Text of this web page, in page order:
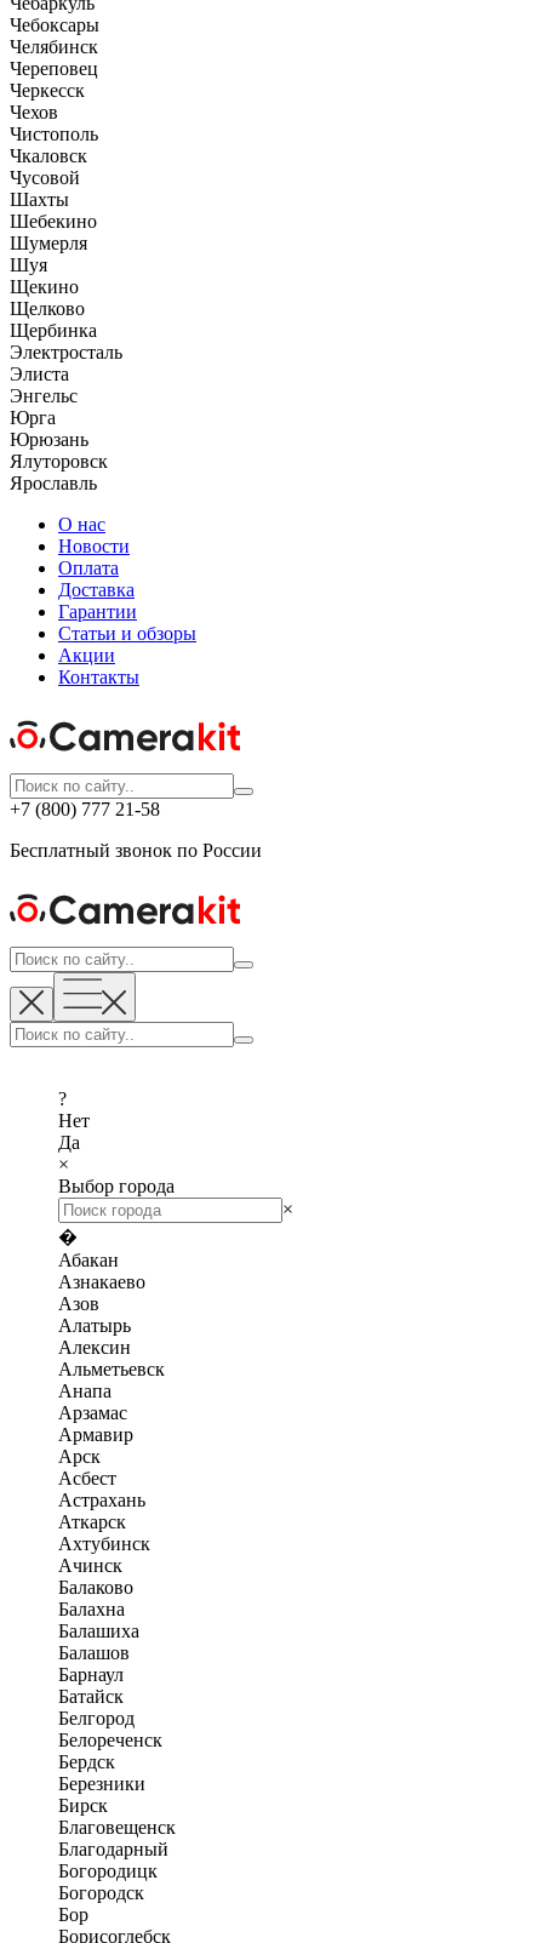
Чебоксары
Челябинск
Череповец
Черкесск
Чехов
Чистополь
Чкаловск
Чусовой
Шахты
Шебекино
Шумерля
Шуя
Щекино
Щелково
Щербинка
Электросталь
Элиста
Энгельс
Юрга
Юрюзань
Ялуторовск
Ярославль
О нас
Новости
Оплата
Доставка
Гарантии
Статьи и обзоры
Акции
Контакты
+7 (800) 777 21-58
Бесплатный звонок по России
?
Нет
Да
×
Выбор города
×
�
Абакан
Азнакаево
Азов
Алатырь
Алексин
Альметьевск
Анапа
Арзамас
Армавир
Арск
Асбест
Астрахань
Аткарск
Ахтубинск
Ачинск
Балаково
Балахна
Балашиха
Балашов
Барнаул
Батайск
Белгород
Белореченск
Бердск
Березники
Бирск
Благовещенск
Благодарный
Богородицк
Богородск
Бор
Борисоглебск